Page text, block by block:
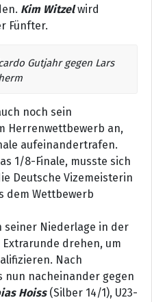
Kim Witzelwird
Fünfter.
Gutjahr gegen Lars
noch sein
Herrenwettbewerb an,
aufeinandertrafen.
1/8-Finale, musste sich
Deutsche Vizemeisterin
dem Wettbewerb
seiner Niederlage in der
drehen, um
Nach
nun nacheinander gegen
Hoiss(Silber 14/1), U23-